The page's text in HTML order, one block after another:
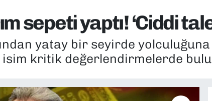
sepeti yaptı! ‘Ciddi
yatay bir seyirde yolculuğuna
isim kritik değerlendirmelerde